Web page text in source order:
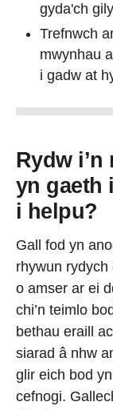
gyda'ch
Trefnwch
mwynhau
i gadw at
Rydw
yn gaeth
i helpu?
Gall fod yn
rhywun rydych
o amser ar ei
chi’n teimlo
bethau eraill
siarad â nhw
glir eich bod
cefnogi.